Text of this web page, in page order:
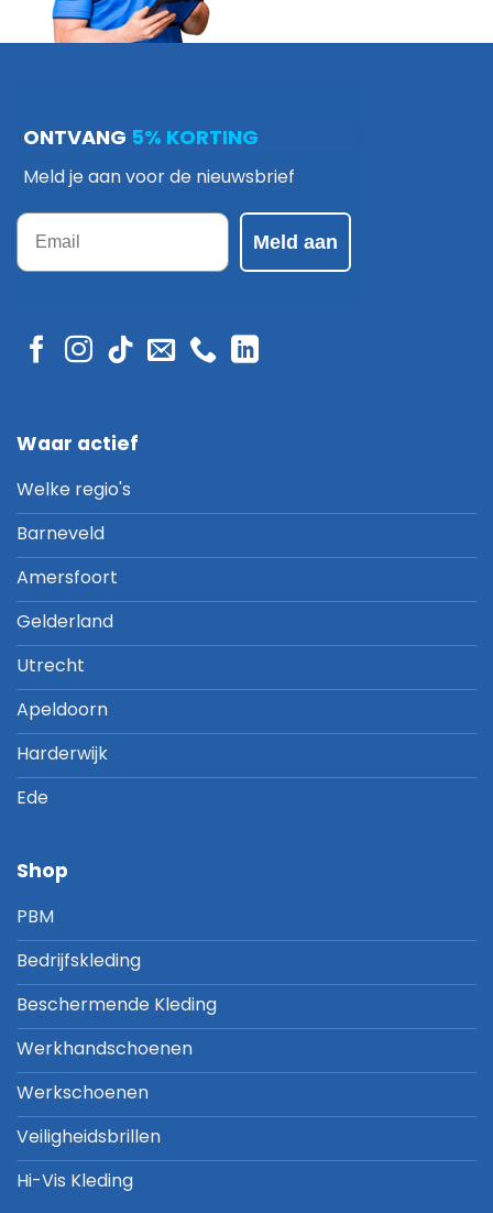
ONTVANG 5% KORTING
Meld je aan voor de nieuwsbrief
Email
Meld aan
Waar actief
Welke regio's
Barneveld
Amersfoort
Gelderland
Utrecht
Apeldoorn
Harderwijk
Ede
Shop
PBM
Bedrijfskleding
Beschermende Kleding
Werkhandschoenen
Werkschoenen
Veiligheidsbrillen
Hi-Vis Kleding